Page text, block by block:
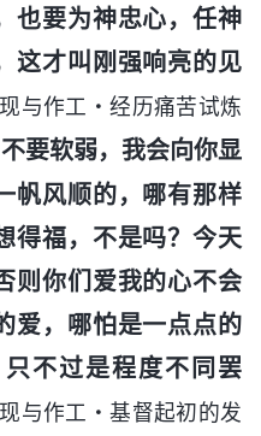
也要为神忠心，任神
这才叫刚强响亮的见
与作工・经历痛苦试炼
要软弱，我会向你显
帆风顺的，哪有那样
得福，不是吗？今天
则你们爱我的心不会
爱，哪怕是一点点的
不过是程度不同罢
与作工・基督起初的发